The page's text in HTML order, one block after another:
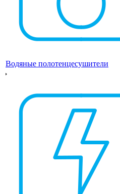
Водяные полотенцесушители